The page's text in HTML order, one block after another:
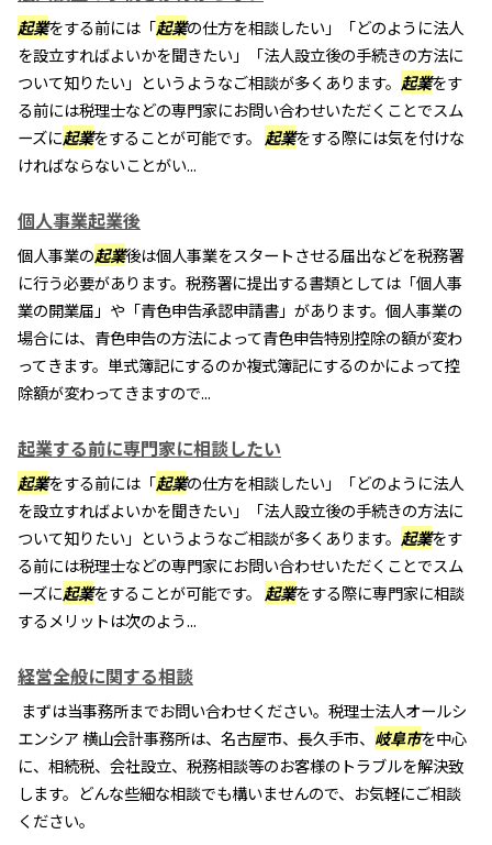
起業をする前には「起業の仕方を相談したい」「どのように法人
を設立すればよいかを聞きたい」「法人設立後の手続きの方法に
ついて知りたい」というようなご相談が多くあります。 起業をす
る前には税理士などの専門家にお問い合わせいただくことでスム
ーズに起業をすることが可能です。 起業をする際には気を付けな
ければならないことがい...
個人事業起業後
個人事業の起業後は個人事業をスタートさせる届出などを税務署
に行う必要があります。税務署に提出する書類としては「個人事
業の開業届」や「青色申告承認申請書」があります。個人事業の
場合には、青色申告の方法によって青色申告特別控除の額が変わ
ってきます。単式簿記にするのか複式簿記にするのかによって控
除額が変わってきますので...
起業する前に専門家に相談したい
起業をする前には「起業の仕方を相談したい」「どのように法人
を設立すればよいかを聞きたい」「法人設立後の手続きの方法に
ついて知りたい」というようなご相談が多くあります。 起業をす
る前には税理士などの専門家にお問い合わせいただくことでスム
ーズに起業をすることが可能です。 起業をする際に専門家に相談
するメリットは次のよう...
経営全般に関する相談
まずは当事務所までお問い合わせください。税理士法人オールシ
エンシア 横山会計事務所は、名古屋市、長久手市、 岐阜市を中心
に、相続税、会社設立、税務相談等のお客様のトラブルを解決致
します。どんな些細な相談でも構いませんので、お気軽にご相談
ください。